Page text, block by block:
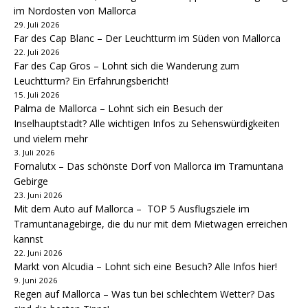
im Nordosten von Mallorca
29. Juli 2026
Far des Cap Blanc – Der Leuchtturm im Süden von Mallorca
22. Juli 2026
Far des Cap Gros – Lohnt sich die Wanderung zum
Leuchtturm? Ein Erfahrungsbericht!
15. Juli 2026
Palma de Mallorca – Lohnt sich ein Besuch der
Inselhauptstadt? Alle wichtigen Infos zu Sehenswürdigkeiten
und vielem mehr
3. Juli 2026
Fornalutx – Das schönste Dorf von Mallorca im Tramuntana
Gebirge
23. Juni 2026
Mit dem Auto auf Mallorca – TOP 5 Ausflugsziele im
Tramuntanagebirge, die du nur mit dem Mietwagen erreichen
kannst
22. Juni 2026
Markt von Alcudia – Lohnt sich eine Besuch? Alle Infos hier!
9. Juni 2026
Regen auf Mallorca – Was tun bei schlechtem Wetter? Das